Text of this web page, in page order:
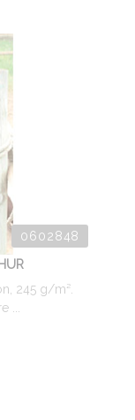
0602848
245 g/m².
...